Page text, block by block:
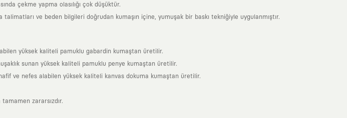
çekme yapma olasılığı çok düşüktür.
ve beden bilgileri doğrudan kumaşın içine, yumuşak bir baskı tekniğiyle uygulanmıştır.
yüksek kaliteli pamuklu gabardin kumaştan üretilir.
sunan yüksek kaliteli pamuklu penye kumaştan üretilir.
ve nefes alabilen yüksek kaliteli kanvas dokuma kumaştan üretilir.
zararsızdır.